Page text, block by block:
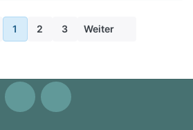
1 2 3 Weiter